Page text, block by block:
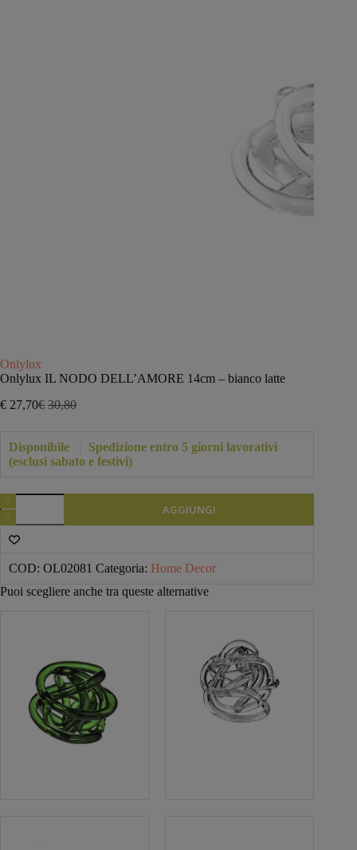
Onlylux
Onlylux IL NODO DELL’AMORE 14cm – bianco latte
€ 30,80
Il
originale
era:
€30,80.
€ 27,70Il
attuale
è:
€27,70.
Disponibile
Spedizione entro 5 giorni lavorativi
(esclusi sabato e festivi)
Onlylux
IL
NODO
DELL'AMORE
latte
AGGIUNGI
COD: OL02081 Categoria: Home Decor
Puoi scegliere anche tra queste alternative